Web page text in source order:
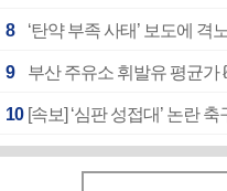
8
9 부산 주유소 휘발유 평균가
10